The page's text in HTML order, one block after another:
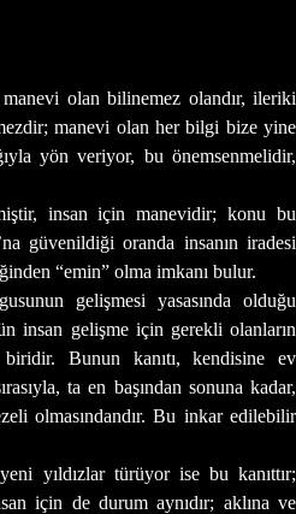
olan bilinemez olandır, ileriki
manevi olan her bilgi bize yine
yön veriyor, bu önemsenmelidir,
insan için manevidir; konu bu
güvenildiği oranda insanın iradesi
“emin” olma imkanı bulur.
gelişmesi yasasında olduğu
insan gelişme için gerekli olanların
Bunun kanıtı, kendisine ev
ta en başından sonuna kadar,
olmasındandır. Bu inkar edilebilir
yıldızlar türüyor ise bu kanıttır;
için de durum aynıdır; aklına ve